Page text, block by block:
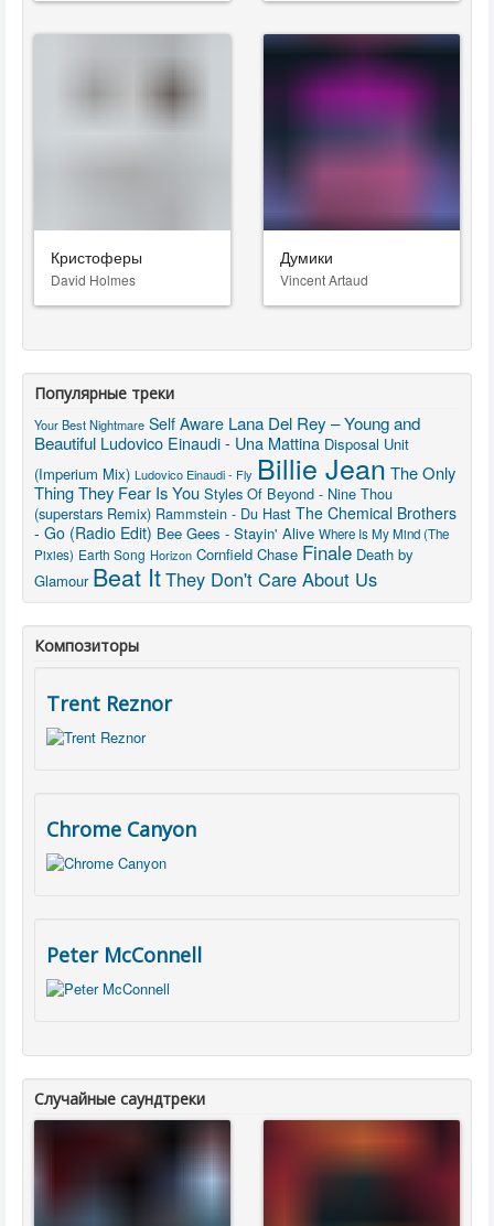
Кристоферы
David Holmes
Думики
Vincent Artaud
Популярные треки
Your Best Nightmare Self Aware Lana Del Rey – Young and
Beautiful Ludovico Einaudi - Una Mattina Disposal Unit
(Imperium Mix) Ludovico Einaudi - Fly Billie Jean The Only
Thing They Fear Is You Styles Of Beyond - Nine Thou
(superstars Remix) Rammstein - Du Hast The Chemical Brothers
- Go (Radio Edit) Bee Gees - Stayin' Alive Where Is My Mind (The
Pixies) Earth Song Horizon Cornfield Chase Finale Death by
Glamour Beat ItThey Don't Care About Us
Композиторы
Trent Reznor
Chrome Canyon
Peter McConnell
Случайные саундтреки